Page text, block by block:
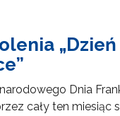
Dnia
cały ten